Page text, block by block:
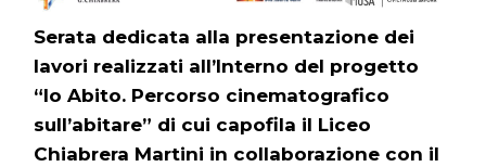
Serata dedicata alla presentazione dei
lavori realizzati all’Interno del progetto
“Io Abito. Percorso cinematografico
sull’abitare” di cui capofila il Liceo
Chiabrera Martini in collaborazione con il